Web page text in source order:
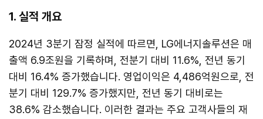
1. 실적 개요
2024년 3분기 잠정 실적에 따르면, LG에너지솔루션은 매
출액 6.9조원을 기록하며, 전분기 대비 11.6%, 전년 동기
대비 16.4% 증가했습니다. 영업이익은 4,486억원으로, 전
분기 대비 129.7% 증가했지만, 전년 동기 대비로는
38.6% 감소했습니다. 이러한 결과는 주요 고객사들의 재